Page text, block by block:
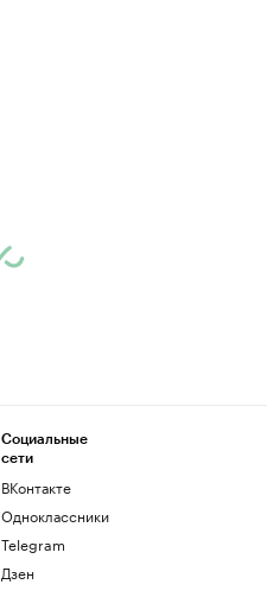
Социальные
сети
ВКонтакте
Одноклассники
Telegram
Дзен